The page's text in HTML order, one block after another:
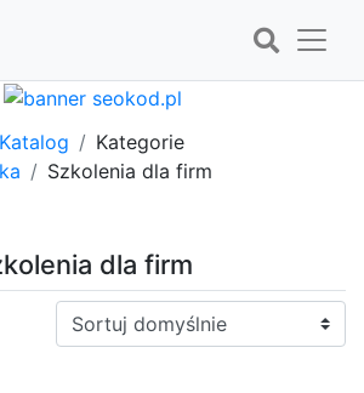
Katalog
Kategorie
Szkolenia dla firm
dla firm
Sortuj: